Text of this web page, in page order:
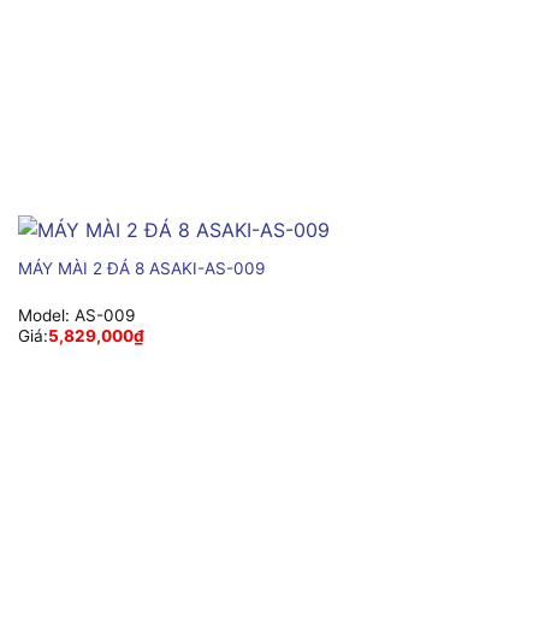
MÁY MÀI 2 ĐÁ 8 ASAKI-AS-009
Model: AS-009
Giá:5,829,000₫